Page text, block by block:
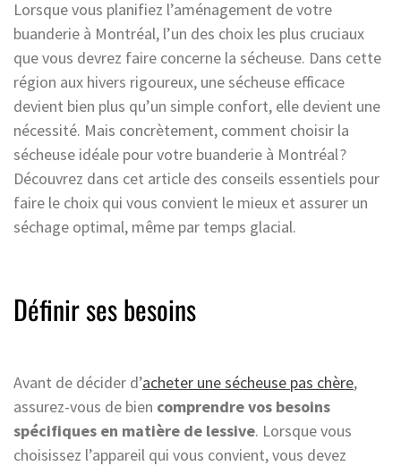
Lorsque vous planifiez l’aménagement de votre
buanderie à Montréal, l’un des choix les plus cruciaux
que vous devrez faire concerne la sécheuse. Dans cette
région aux hivers rigoureux, une sécheuse efficace
devient bien plus qu’un simple confort, elle devient une
nécessité. Mais concrètement, comment choisir la
sécheuse idéale pour votre buanderie à Montréal ?
Découvrez dans cet article des conseils essentiels pour
faire le choix qui vous convient le mieux et assurer un
séchage optimal, même par temps glacial.
Définir ses besoins
Avant de décider d’acheter une sécheuse pas chère,
assurez-vous de bien comprendre vos besoins
spécifiques en matière de lessive. Lorsque vous
choisissez l’appareil qui vous convient, vous devez